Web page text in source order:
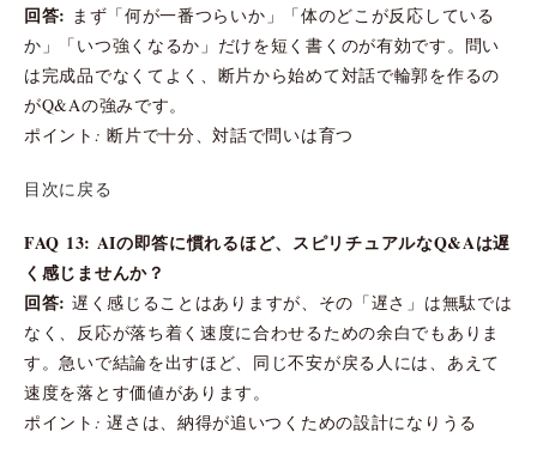
回答: まず「何が一番つらいか」「体のどこが反応している
か」「いつ強くなるか」だけを短く書くのが有効です。問い
は完成品でなくてよく、断片から始めて対話で輪郭を作るの
がQ&Aの強みです。
ポイント: 断片で十分、対話で問いは育つ
目次に戻る
FAQ 13: AIの即答に慣れるほど、スピリチュアルなQ&Aは遅
く感じませんか？
回答: 遅く感じることはありますが、その「遅さ」は無駄では
なく、反応が落ち着く速度に合わせるための余白でもありま
す。急いで結論を出すほど、同じ不安が戻る人には、あえて
速度を落とす価値があります。
ポイント: 遅さは、納得が追いつくための設計になりうる